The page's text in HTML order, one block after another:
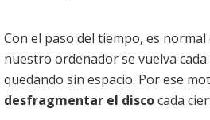
Con el paso del tiempo, es
nuestro ordenador se vuelva cada
quedando sin espacio. Por ese
desfragmentar el discocada